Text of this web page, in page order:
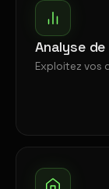
Analyse de
Exploitez vos